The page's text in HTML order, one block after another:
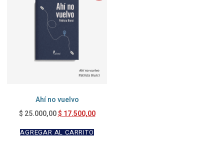
Ahí no vuelvo
$ 25.000,00$17.500,00
AGREGAR AL CARRITO